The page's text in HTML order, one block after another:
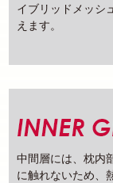
イブリッドメッシ
えます。
中間層には、枕内
に触れないため、